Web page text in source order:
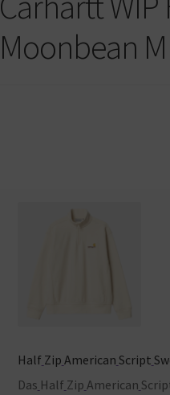
Moonbean M
Half Zip American Script
Das Half Zip American